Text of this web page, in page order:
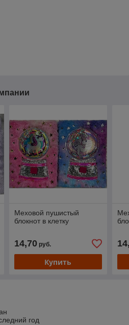
Меховой пушистый
блокнот в клетку
14,70руб.
Купить
год